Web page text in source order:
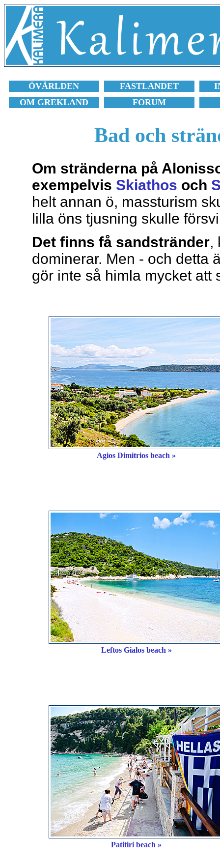
ÖVÄRLDEN FASTLANDET
OM GREKLAND
FORUM
Bad och
Om stränderna på
exempelvis Skiathos och
helt annan ö, massturism
lilla öns tjusning skulle
Det finns få sandstränder,
dominerar. Men - och detta
gör inte så himla mycket att
Agios Dimitrios beach »
Leftos Gialos beach »
Patitiri beach »